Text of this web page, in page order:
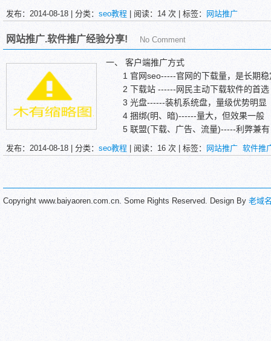
3. Email营销推广 花几百元买一个群发软
一点，标题要吸引人、简单明了，不要欺骗
发布：2014-08-18 | 分类： seo教程 | 阅读： 14 次 | 标签： 网站推广
网站推广.软件推广经验分享! No Comment
一、 客户端推广方式
1 官网seo-----官网的下载量，是长期稳
2 下载站 ------网民主动下载软件的首选
3 光盘------装机系统盘，量级优势明显
4 捆绑(明、暗)------量大，但效果一般
5 联盟(下载、广告、流量)-----利弊兼有
6 网吧----技术壁垒较深，重在影响力
7 电脑预装----价格最贵
发布：2014-08-18 | 分类： seo教程 | 阅读： 16 次 | 标签： 网站推广 软件推
Copyright www.baiyaoren.com.cn. Some Rights Reserved. Design By 老域